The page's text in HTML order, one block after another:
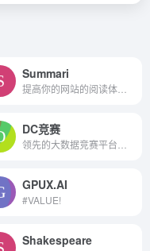
Summari
DC竞赛
GPUX.AI
#VALUE!
Shakespeare